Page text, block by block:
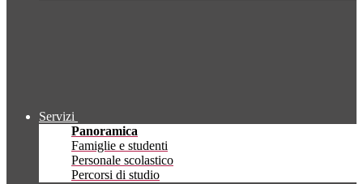
Servizi
Panoramica
Famiglie e studenti
Personale scolastico
Percorsi di studio